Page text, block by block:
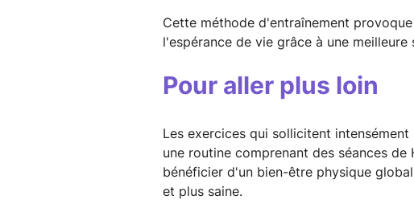
Cette méthode d'entraînement
l'espérance de vie grâce à une meilleure
Pour aller plus loin
Les exercices qui sollicitent
une routine comprenant des séances
bénéficier d'un bien-être physique
et plus saine.